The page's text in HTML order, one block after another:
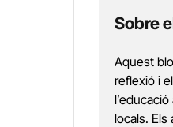
Sobre
Aquest
reflexió i
locals.